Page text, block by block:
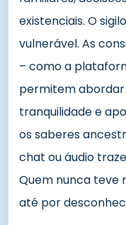
existenciais. O
vulnerável. As
– como a
permitem
tranquilidade e
os saberes
chat ou áudio
Quem nunca teve
até por